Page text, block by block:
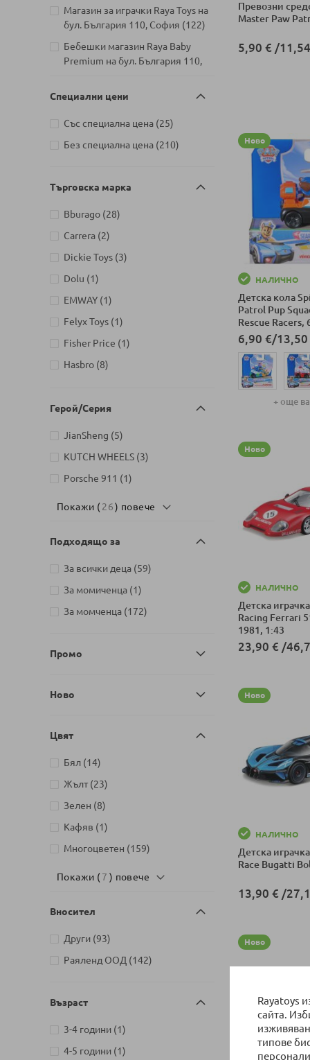
Rayatoys
сайта.
типове
Превозни
Master Paw
5,90 € /
Ново
НАЛИЧНО
Детска кола
Patrol Pup
Rescue Racers,
6,90 €/13,50
+ още
Ново
НАЛИЧНО
Детска
Racing Ferrari
1981, 1:43
23,90 € /
Ново
НАЛИЧНО
Детска
Race Bugatti
13,90 € /
Ново
Магазин за играчки Raya Toys на
бул. България 110, София
122
артикули
Бебешки магазин Raya Baby
Premium на бул. България 110,
Детски магазин на Шипченски
129
артикули
Детски магазин на бул. Черни
Детски магазин на ул.
1 82
артикули
Детски магазин на ул.
Търговище
102
артикули
Специални цени
Със специална цена 25
артикули
Без специална цена 210
артикули
Търговска марка
Bburago 28
артикули
Carrera 2
артикули
Dickie Toys 3
артикули
Dolu
1
артикул
EMWAY 1
артикул
Felyx Toys 1
артикул
Fisher Price
1
артикул
Hasbro 8
артикули
Lisciani 2
артикули
Maisto
Mattel
Raya Toys
35
артикули
Герой/Серия
JianSheng 5
артикули
KUTCH WHEELS 3
артикули
Porsche 911
1
артикул
Покажи (26 ) повече
Подходящо за
За всички деца 59
артикули
За момиченца 1
артикул
За момченца 172
артикули
Промо
Ново
Цвят
Бял 14
артикули
Жълт 23
артикули
Зелен
8
артикули
Кафяв
1
артикул
Многоцветен
159
артикули
Покажи (7 ) повече
Вносител
Други 93
артикули
Раяленд ООД
142
артикули
Възраст
3-4 години 1
артикул
4-5 години 1
артикул